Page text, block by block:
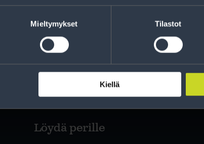
Mieltymykset Tilastot
Kiellä
Löydä perille